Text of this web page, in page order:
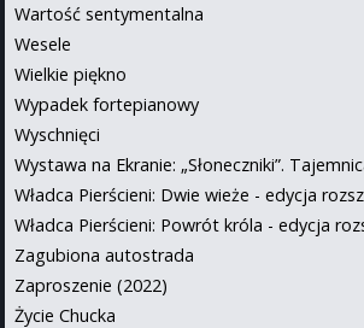
Wartość sentymentalna
Wesele
Wielkie piękno
Wypadek fortepianowy
Wyschnięci
Wystawa na Ekranie: „Słoneczniki”.
Władca Pierścieni: Dwie wieże - edycja
Władca Pierścieni: Powrót króla - edycja
Zagubiona autostrada
Zaproszenie (2022)
Życie Chucka